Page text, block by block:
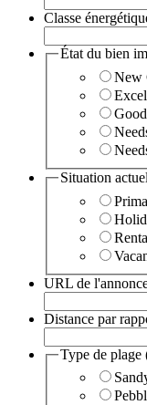
Classe
État du bien
New
Situation
URL de
Distance par
Type de